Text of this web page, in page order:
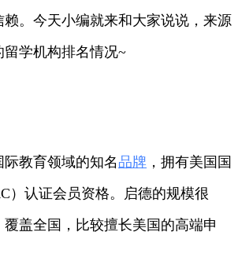
。今天小编就来和大家说说，来源
学机构排名情况~
教育领域的知名 品牌 ，拥有美国国
）认证会员资格。启德的规模很
盖全国，比较擅长美国的高端申